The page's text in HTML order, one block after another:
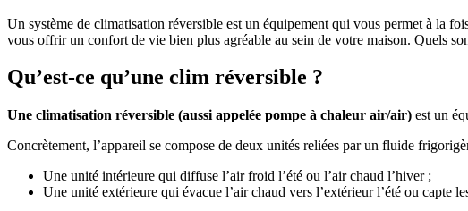
Un système de climatisation réversible est un équipement qui vous permet à la
vous offrir un confort de vie bien plus agréable au sein de votre maison. Quels
Qu’est-ce qu’une clim réversible ?
Une climatisation réversible (aussi appelée pompe à chaleur air/air) est un
Concrètement, l’appareil se compose de deux unités reliées par un fluide
Une unité intérieure qui diffuse l’air froid l’été ou l’air chaud l’hiver ;
Une unité extérieure qui évacue l’air chaud vers l’extérieur l’été ou capte